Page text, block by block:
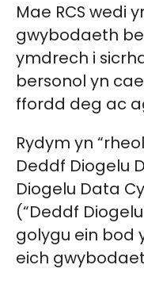
Mae RCS wedi
gwybodaeth
ymdrech i
bersonol yn
ffordd deg ac
Rydym yn
Deddf Diogelu
Diogelu Data
(“Deddf
golygu ein bod
eich